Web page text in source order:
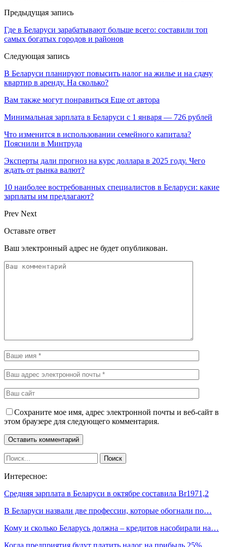
Предыдущая запись
Где в Беларуси зарабатывают больше всего: составили топ
самых богатых городов и районов
Следующая запись
В Беларуси планируют повысить налог на жилье и на сдачу
квартир в аренду. На сколько?
Вам также могут понравиться Еще от автора
Минимальная зарплата в Беларуси с 1 января — 726 рублей
Что изменится в использовании семейного капитала?
Пояснили в Минтруда
Эксперты дали прогноз на курс доллара в 2025 году. Чего
ждать от рынка валют?
10 наиболее востребованных специалистов в Беларуси: какие
зарплаты им предлагают?
Prev Next
Оставьте ответ
Ваш электронный адрес не будет опубликован.
Сохраните мое имя, адрес электронной почты и веб-сайт в
этом браузере для следующего комментария.
Интересное:
Средняя зарплата в Беларуси в октябре составила Br1971,2
В Беларуси назвали две профессии, которые обогнали по…
Кому и сколько Беларусь должна – кредитов насобирали на…
Когда предприятия будут платить налог на прибыль 25%